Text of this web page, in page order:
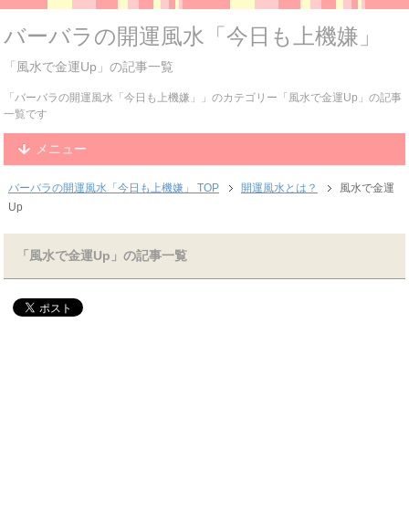
バーバラの開運風水「今日も上機嫌」
「風水で金運Up」の記事一覧
「バーバラの開運風水「今日も上機嫌」」のカテゴリー「風水で金運Up」の記事
一覧です
メニュー
バーバラの開運風水「今日も上機嫌」 TOP 開運風水とは？
風水で金運
Up
「風水で金運Up」の記事一覧